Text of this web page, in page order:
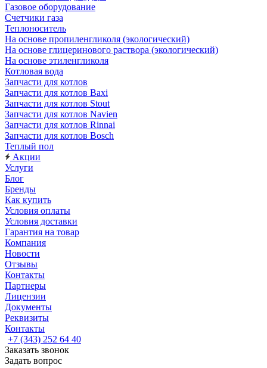
Газовое оборудование
Счетчики газа
Теплоноситель
На основе пропиленгликоля (экологический)
На основе глицеринового раствора (экологический)
На основе этиленгликоля
Котловая вода
Запчасти для котлов
Запчасти для котлов Baxi
Запчасти для котлов Stout
Запчасти для котлов Navien
Запчасти для котлов Rinnai
Запчасти для котлов Bosch
Теплый пол
Акции
Услуги
Блог
Бренды
Как купить
Условия оплаты
Условия доставки
Гарантия на товар
Компания
Новости
Отзывы
Контакты
Партнеры
Лицензии
Документы
Реквизиты
Контакты
+7 (343) 252 64 40
Заказать звонок
Задать вопрос